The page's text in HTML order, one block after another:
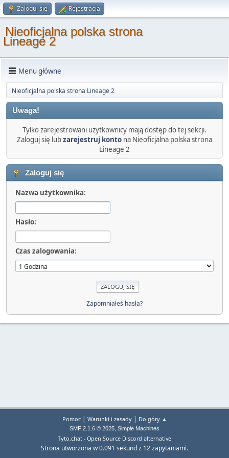
Zaloguj się Rejestracja
Nieoficjalna polska strona
Lineage 2
Menu główne
Nieoficjalna polska strona Lineage 2
Uwaga!
Tylko zarejestrowani użytkownicy mają dostęp do tej sekcji.
Zaloguj się lubzarejestruj konto na Nieoficjalna polska strona
Lineage 2
Zaloguj się
Nazwa użytkownika:
Hasło:
Czas zalogowania:
Zapomniałeś hasła?
Pomoc| Warunki i zasady| Do góry ▲
SMF 2.1.6 © 2025, Simple Machines
Tyto.chat - Open Source Discord alternative
Strona utworzona w 0.091 sekund z 12 zapytaniami.